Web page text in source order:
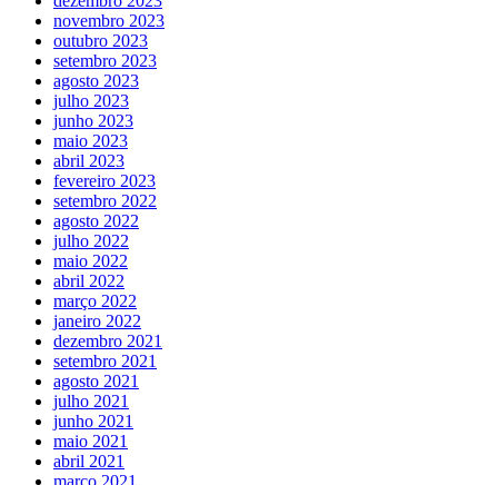
novembro 2023
outubro 2023
setembro 2023
agosto 2023
julho 2023
junho 2023
maio 2023
abril 2023
fevereiro 2023
setembro 2022
agosto 2022
julho 2022
maio 2022
abril 2022
março 2022
janeiro 2022
dezembro 2021
setembro 2021
agosto 2021
julho 2021
junho 2021
maio 2021
abril 2021